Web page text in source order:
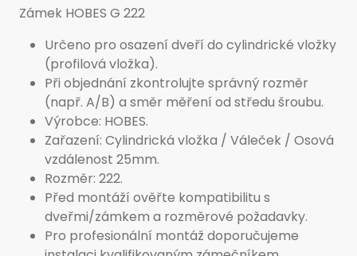
Zámek HOBES G 222
Určeno pro osazení dveří do cylindrické vložky
(profilová vložka).
Při objednání zkontrolujte správný rozměr
(např. A/B) a směr měření od středu šroubu.
Výrobce: HOBES.
Zařazení: Cylindrická vložka / Váleček / Osová
vzdálenost 25mm.
Rozměr: 222.
Před montáží ověřte kompatibilitu s
dveřmi/zámkem a rozměrové požadavky.
Pro profesionální montáž doporučujeme